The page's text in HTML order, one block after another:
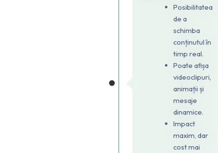
Posibilitatea
de a
schimba
conținutul în
timp real.
Poate afișa
videoclipuri,
animații și
mesaje
dinamice.
Impact
maxim, dar
cost mai